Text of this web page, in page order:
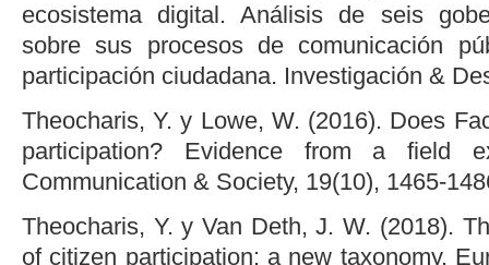
ecosistema digital. Análisis de seis
sobre sus procesos de comunicación
participación ciudadana. Investigación &
Theocharis, Y. y Lowe, W. (2016). Does
participation? Evidence from a field
Communication & Society, 19(10), 1465-
Theocharis, Y. y Van Deth, J. W. (2018).
of citizen participation: a new taxonomy.